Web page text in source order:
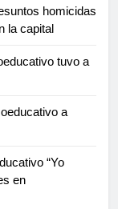
homicidas
la capital
tuvo a
a
“Yo
en